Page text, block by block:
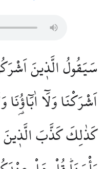
سَيَقُولُ الَّذ۪ينَ
اَشْرَكْنَا وَلَٓا
كَذٰلِكَ كَذَّبَ الَّذ۪ينَ